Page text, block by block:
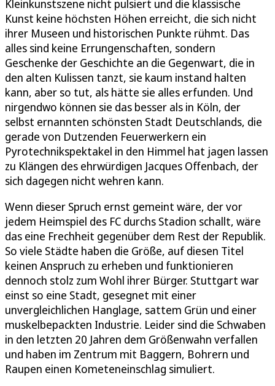
Kleinkunstszene nicht pulsiert und die klassische
Kunst keine höchsten Höhen erreicht, die sich nicht
ihrer Museen und historischen Punkte rühmt. Das
alles sind keine Errungenschaften, sondern
Geschenke der Geschichte an die Gegenwart, die in
den alten Kulissen tanzt, sie kaum instand halten
kann, aber so tut, als hätte sie alles erfunden. Und
nirgendwo können sie das besser als in Köln, der
selbst ernannten schönsten Stadt Deutschlands, die
gerade von Dutzenden Feuerwerkern ein
Pyrotechnikspektakel in den Himmel hat jagen lassen
zu Klängen des ehrwürdigen Jacques Offenbach, der
sich dagegen nicht wehren kann.
Wenn dieser Spruch ernst gemeint wäre, der vor
jedem Heimspiel des FC durchs Stadion schallt, wäre
das eine Frechheit gegenüber dem Rest der Republik.
So viele Städte haben die Größe, auf diesen Titel
keinen Anspruch zu erheben und funktionieren
dennoch stolz zum Wohl ihrer Bürger. Stuttgart war
einst so eine Stadt, gesegnet mit einer
unvergleichlichen Hanglage, sattem Grün und einer
muskelbepackten Industrie. Leider sind die Schwaben
in den letzten 20 Jahren dem Größenwahn verfallen
und haben im Zentrum mit Baggern, Bohrern und
Raupen einen Kometeneinschlag simuliert.